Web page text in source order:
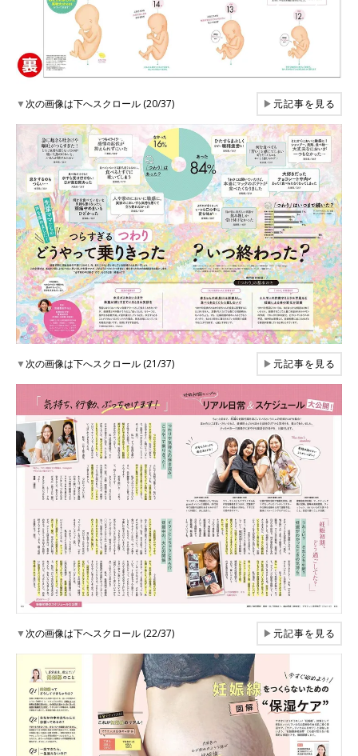
▼次の画像は下へスクロール (20/37) ▶元記事を見る
▼次の画像は下へスクロール (21/37) ▶元記事を見る
▼次の画像は下へスクロール (22/37) ▶元記事を見る